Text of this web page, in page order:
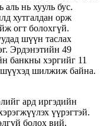
нь хууль бус.
хутгалдан орж
огт болохгүй.
шүүн таслах
Эрдэнэтийн 49
банкны хэргийг 11
шилжиж байна.
ард иргэдийн
үүрэгтэй.
болох вий,